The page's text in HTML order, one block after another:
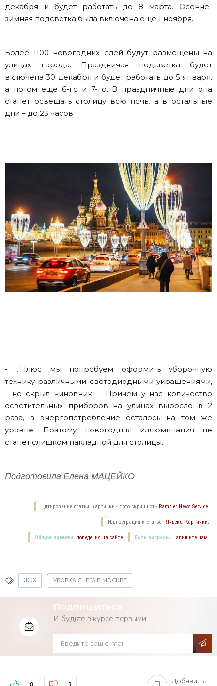
декабря и будет работать до 8 марта. Осенне-
зимняя подсветка была включена еще 1 ноября.
Более 1100 новогодних елей будут размещены на
улицах города. Праздничая подсветка будет
включена 30 декабря и будет работать до 5 января,
а потом еще 6-го и 7-го. В праздничные дни она
станет освещать столицу всю ночь, а в остальные
дни – до 23 часов.
- ...Плюс мы попробуем оформить уборочную
технику различными светодиодными украшениями,
- не скрыл чиновник. – Причем у нас количество
осветительных приборов на улицах выросло в 2
раза, а энергопотребление осталось на том же
уровне. Поэтому новогодняя иллюминация не
станет слишком накладной для столицы.
Подготовила Елена МАЦЕЙКО
Цитирование статьи, картинки - фото скриншот - Rambler News Service.
Иллюстрация к статье - Яндекс. Картинки.
Есть вопросы. Напишите нам.
Общие правила поведения на сайте.
ЖКХ
,
УБОРКА СНЕГА В МОСКВЕ
Подпишитесь
И будьте в курсе первыми!
Добавить